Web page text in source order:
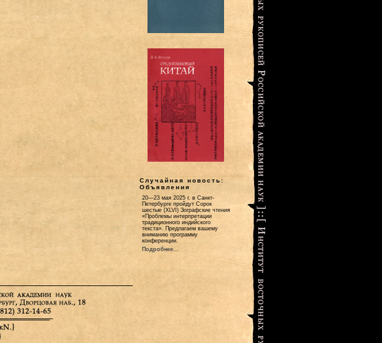
Случайная новость:
Объявления
20—23 мая 2025 г. в Санкт-
Петербурге пройдут Сорок
шестые (XLVI) Зографские чтения
«Проблемы интерпретации
традиционного индийского
текста». Предлагаем вашему
вниманию программу
конференции.
Подробнее...